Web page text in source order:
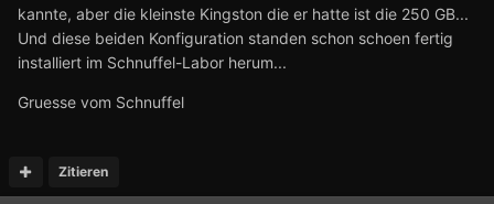
kannte, aber die kleinste Kingston die er hatte ist die 250 GB...
Und diese beiden Konfiguration standen schon schoen fertig
installiert im Schnuffel-Labor herum...
Gruesse vom Schnuffel
Zitieren